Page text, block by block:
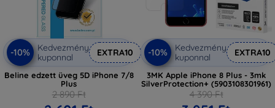
-10%
Kedvezmény
kuponnal
EXTRA10
Beline edzett üveg 5D iPhone 7/8
Plus
2 890 Ft
-10%
Kedvezmény
kuponnal
EXTRA10
3MK Apple iPhone 8 Plus - 3mk
SilverProtection+ (5903108301961)
4 390 Ft